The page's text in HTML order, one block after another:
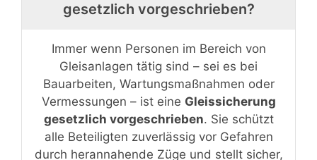
gesetzlich vorgeschrieben?
Immer wenn Personen im Bereich von
Gleisanlagen tätig sind – sei es bei
Bauarbeiten, Wartungsmaßnahmen oder
Vermessungen – ist eine Gleissicherung
gesetzlich vorgeschrieben. Sie schützt
alle Beteiligten zuverlässig vor Gefahren
durch herannahende Züge und stellt sicher,